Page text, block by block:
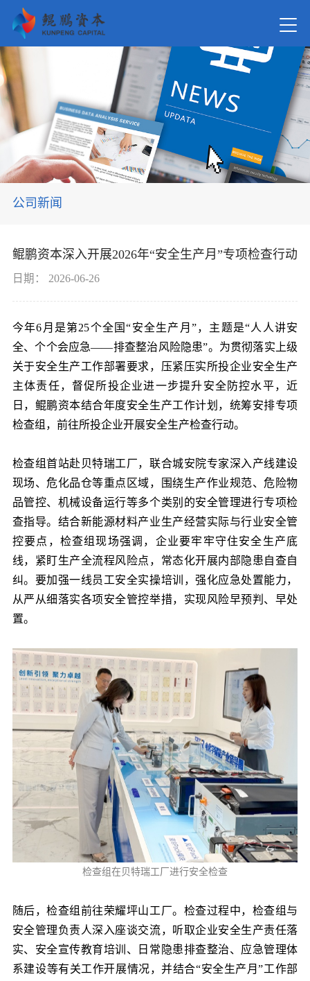
关于我
新闻资
党的建
联系我
公司新闻
鲲鹏资本深入开展2026年“安全生产月”专项检查行动
日期： 2026-06-26
今年6月是第25个全国“安全生产月”，主题是“人人讲安
全、个个会应急——排查整治风险隐患”。为贯彻落实上级
关于安全生产工作部署要求，压紧压实所投企业安全生产
主体责任，督促所投企业进一步提升安全防控水平，近
日，鲲鹏资本结合年度安全生产工作计划，统筹安排专项
检查组，前往所投企业开展安全生产检查行动。
检查组首站赴贝特瑞工厂，联合城安院专家深入产线建设
现场、危化品仓等重点区域，围绕生产作业规范、危险物
品管控、机械设备运行等多个类别的安全管理进行专项检
查指导。结合新能源材料产业生产经营实际与行业安全管
控要点，检查组现场强调，企业要牢牢守住安全生产底
线，紧盯生产全流程风险点，常态化开展内部隐患自查自
纠。要加强一线员工安全实操培训，强化应急处置能力，
从严从细落实各项安全管控举措，实现风险早预判、早处
置。
检查组在贝特瑞工厂进行安全检查
随后，检查组前往荣耀坪山工厂。检查过程中，检查组与
安全管理负责人深入座谈交流，听取企业安全生产责任落
实、安全宣传教育培训、日常隐患排查整治、应急管理体
系建设等有关工作开展情况，并结合“安全生产月”工作部